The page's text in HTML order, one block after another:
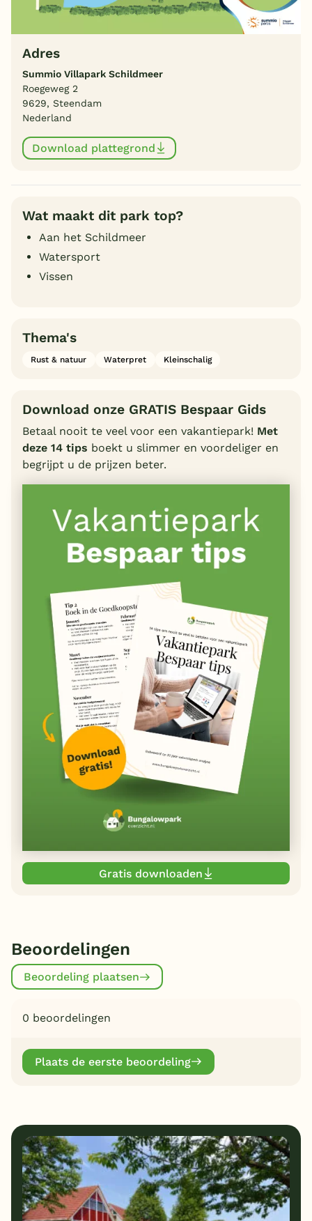
Adres
Summio Villapark Schildmeer
Roegeweg 2
9629, Steendam
Nederland
Download plattegrond
Wat maakt dit park top?
Aan het Schildmeer
Watersport
Vissen
Thema's
Rust & natuur Waterpret Kleinschalig
Download onze GRATIS Bespaar Gids
Betaal nooit te veel voor een vakantiepark! Met
deze 14 tips boekt u slimmer en voordeliger en
begrijpt u de prijzen beter.
Gratis downloaden
Beoordelingen
Beoordeling plaatsen
0 beoordelingen
Plaats de eerste beoordeling